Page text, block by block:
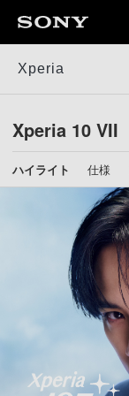
Xperia
Xperia 10 VII
ハイライト 仕様